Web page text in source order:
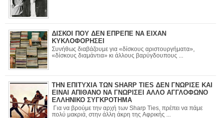
ΔΙΣΚΟΙ ΠΟΥ ΔΕΝ ΕΠΡΕΠΕ ΝΑ ΕΙΧΑΝ
ΚΥΚΛΟΦΟΡΗΣΕΙ
Συνήθως διαβάζουμε για «δίσκους αριστουργήματα»,
«δίσκους διαμάντια» κι άλλους βαρύγδουπους ...
ΤΗΝ ΕΠΙΤΥΧΙΑ ΤΩΝ SHARP TIES ΔΕΝ ΓΝΩΡΙΣΕ ΚΑΙ
ΕΙΝΑΙ ΑΠΙΘΑΝΟ ΝΑ ΓΝΩΡΙΣΕΙ ΑΛΛΟ ΑΓΓΛΟΦΩΝΟ
ΕΛΛΗΝΙΚΟ ΣΥΓΚΡΟΤΗΜΑ
Για να βρούμε την αρχή των Sharp Ties, πρέπει να πάμε
πολύ μακριά, στην άλλη άκρη της Αφρικής ...